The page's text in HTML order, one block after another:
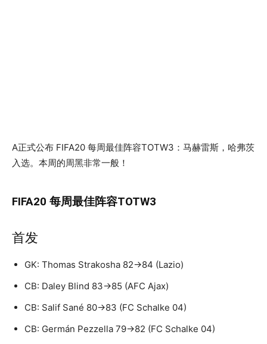
A正式公布 FIFA20 每周最佳阵容TOTW3：马赫雷斯，哈弗茨
入选。本周的周黑非常一般！
FIFA20 每周最佳阵容TOTW3
首发
GK: Thomas Strakosha 82→84 (Lazio)
CB: Daley Blind 83→85 (AFC Ajax)
CB: Salif Sané 80→83 (FC Schalke 04)
CB: Germán Pezzella 79→82 (FC Schalke 04)